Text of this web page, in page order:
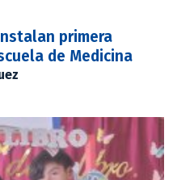
primera
de Medicina